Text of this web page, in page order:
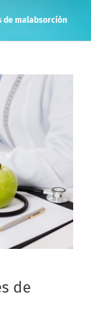
de malabsorción
de